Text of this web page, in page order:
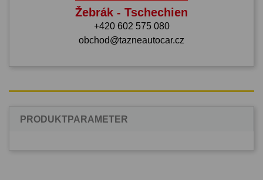
Žebrák - Tschechien
+420 602 575 080
obchod@tazneautocar.cz
PRODUKTPARAMETER